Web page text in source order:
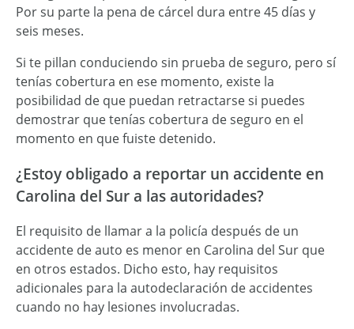
Por su parte la pena de cárcel dura entre 45 días y
seis meses.
Si te pillan conduciendo sin prueba de seguro, pero sí
tenías cobertura en ese momento, existe la
posibilidad de que puedan retractarse si puedes
demostrar que tenías cobertura de seguro en el
momento en que fuiste detenido.
¿Estoy obligado a reportar un accidente en
Carolina del Sur a las autoridades?
El requisito de llamar a la policía después de un
accidente de auto es menor en Carolina del Sur que
en otros estados. Dicho esto, hay requisitos
adicionales para la autodeclaración de accidentes
cuando no hay lesiones involucradas.